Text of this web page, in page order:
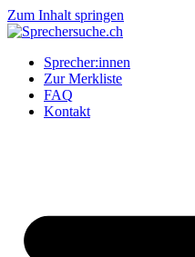
Zum Inhalt springen
Sprecher:innen
Zur Merkliste
FAQ
Kontakt